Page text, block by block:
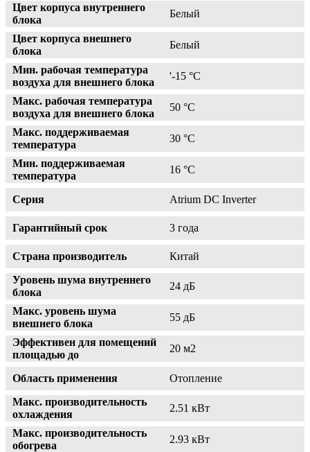
Цвет корпуса внутреннего
блока
Белый
Цвет корпуса внешнего
блока
Белый
Мин. рабочая температура
воздуха для внешнего блока
'-15 °С
Макс. рабочая температура
воздуха для внешнего блока
50 °С
Макс. поддерживаемая
температура
30 °С
Мин. поддерживаемая
температура
16 °С
Серия Atrium DC Inverter
Гарантийный срок 3 года
Страна производитель
Китай
Уровень шума внутреннего
блока
24 дБ
Макс. уровень шума
внешнего блока
55 дБ
Эффективен для помещений
площадью до
20 м2
Область применения
Отопление
Макс. производительность
охлаждения
2.51 кВт
Макс. производительность
обогрева
2.93 кВт